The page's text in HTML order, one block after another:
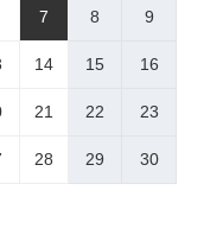
7 8 9
14 15 16
21 22 23
28 29 30